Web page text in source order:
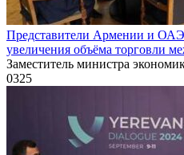
Представители Армении и
увеличения объёма торговли
Заместитель министра
0325